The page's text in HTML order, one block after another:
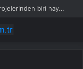
Şanlıurfa’nın en büyük rekreasyon projelerinden biri hayata geçiyor